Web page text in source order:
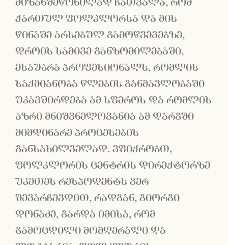
მიზანშეწონილად ჩათვალა, რომ
ქართულ ფოლკლორსა და მის
წინაშე არსებულ გამოწვევებზე,
დროის სამივე განზომილებაში,
ესაუბრა პროფესიონალს, რომლის
საქმიანობა წლების განმავლობაში
უკავშირდება ამ სფეროს და რომლის
აზრი მნიშვნელოვანია ამ დარგში
მიმდინარე პროცესების
განსახილველად. ვფიქრობთ,
ფოლკლორის ცენტრის დირექტორზე
უკეთეს რესპოდენტს ვერ
შევარჩევდით, რადგან, გიორგი
დონაძე, გარდა იმისა, რომ
გამოცდილი მომღერალი და